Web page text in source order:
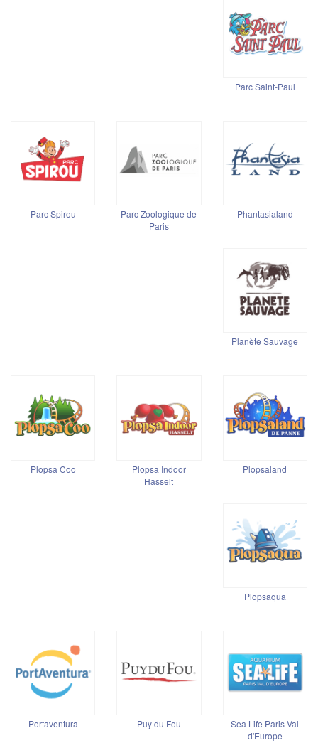
Parc Saint-Paul
Parc Spirou
Parc Zoologique de
Paris
Phantasialand
Planète Sauvage
Plopsa Coo
Plopsa Indoor
Hasselt
Plopsaland
Plopsaqua
Portaventura Puy du Fou
Sea Life Paris Val
d'Europe